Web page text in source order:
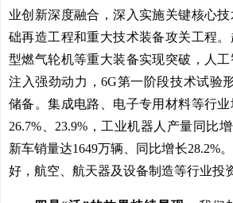
业创新深度融合，深入实施关键核心
础再造工程和重大技术装备攻关工程
型燃气轮机等重大装备实现突破，人
注入强劲动力，6G第一阶段技术试验
储备。集成电路、电子专用材料等行
26.7%、23.9%，工业机器人产量同比
新车销量达1649万辆、同比增长28.2%
好，航空、航天器及设备制造等行业投